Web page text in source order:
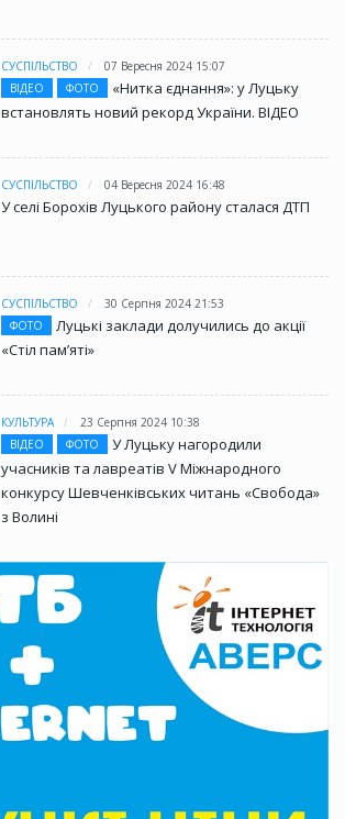
СУСПІЛЬСТВО
07 Вересня 2024 15:07
ВІДЕО
ФОТО
«Нитка єднання»: у Луцьку
встановлять новий рекорд України. ВІДЕО
СУСПІЛЬСТВО 04 Вересня 2024 16:48
У селі Борохів Луцького району сталася ДТП
СУСПІЛЬСТВО
30 Серпня 2024 21:53
ФОТО
Луцькі заклади долучились до акції
«Стіл памʼяті»
КУЛЬТУРА
23 Серпня 2024 10:38
ВІДЕО
ФОТО
У Луцьку нагородили
учасників та лавреатів V Міжнародного
конкурсу Шевченківських читань «Свобода»
з Волині